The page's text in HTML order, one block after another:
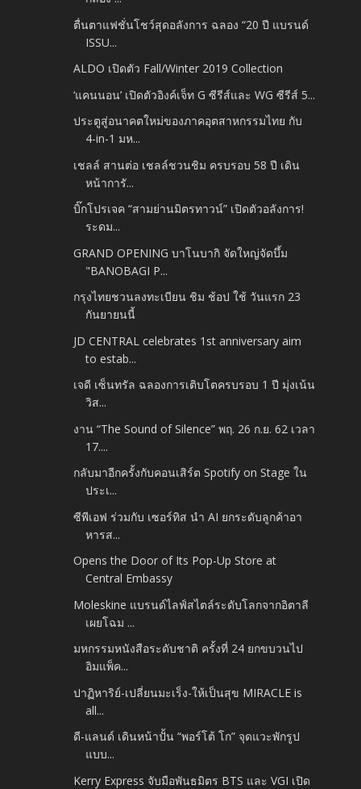
ตื่นตาแฟชั่นโชว์สุดอลังการ ฉลอง “20 ปี แบรนด์
ISSU...
ALDO เปิดตัว Fall/Winter 2019 Collection
‘แคนนอน’​ เปิดตัวอิงค์เจ็ท G ซีรีส์และ WG ซีรีส์ 5...
ประตูสู่อนาคตใหม่ของภาคอุตสาหกรรมไทย กับ
4-in-1 มห...
เชลล์ สานต่อ เชลล์ชวนชิม ครบรอบ 58 ปี เดิน
หน้าการั...
บิ๊กโปรเจค “สามย่านมิตรทาวน์” เปิดตัวอลังการ!
ระดม...
GRAND OPENING บาโนบากิ จัดใหญ่จัดบึ้ม
"BANOBAGI P...
กรุงไทยชวนลงทะเบียน ชิม ช้อป ใช้ วันแรก 23
กันยายนนี้
JD CENTRAL celebrates 1st anniversary aim
to estab...
เจดี เซ็นทรัล ฉลองการเติบโตครบรอบ 1 ปี มุ่งเน้น
วิส...
งาน “The Sound of Silence” พฤ. 26 ก.ย. 62 เวลา
17....
กลับมาอีกครั้งกับคอนเสิร์ต Spotify on Stage ใน
ประเ...
ซีพีเอฟ ร่วมกับ เซอร์ทิส นำ AI ยกระดับลูกค้าอา
หารส...
Opens the Door of Its Pop-Up Store at
Central Embassy
Moleskine แบรนด์ไลฟ์สไตล์ระดับโลกจากอิตาลี
เผยโฉม ...
มหกรรมหนังสือระดับชาติ ครั้งที่ 24 ยกขบวนไป
อิมแพ็ค...
ปาฏิหาริย์-เปลี่ยนมะเร็ง-ให้เป็นสุข MIRACLE is
all...
ดี-แลนด์ เดินหน้าปั้น “พอร์โต้ โก” จุดแวะพักรูป
แบบ...
Kerry Express จับมือพันธมิตร BTS และ VGI เปิด